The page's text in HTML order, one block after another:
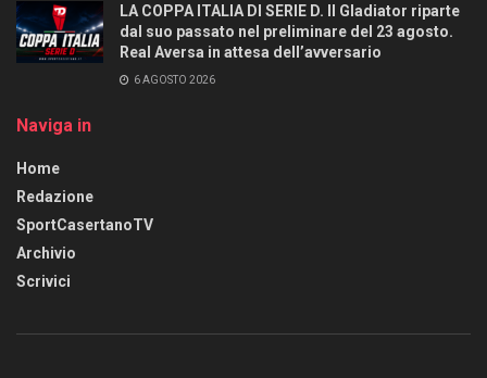
LA COPPA ITALIA DI SERIE D. Il Gladiator riparte
dal suo passato nel preliminare del 23 agosto.
Real Aversa in attesa dell’avversario
6 AGOSTO 2026
Naviga in
Home
Redazione
SportCasertanoTV
Archivio
Scrivici